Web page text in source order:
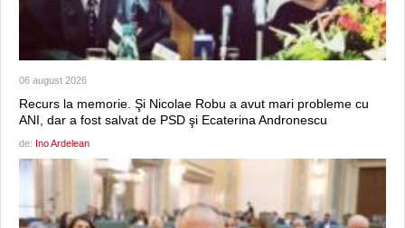
06 august 2026
Recurs la memorie. Şi Nicolae Robu a avut mari probleme cu
ANI, dar a fost salvat de PSD şi Ecaterina Andronescu
de: Ino Ardelean